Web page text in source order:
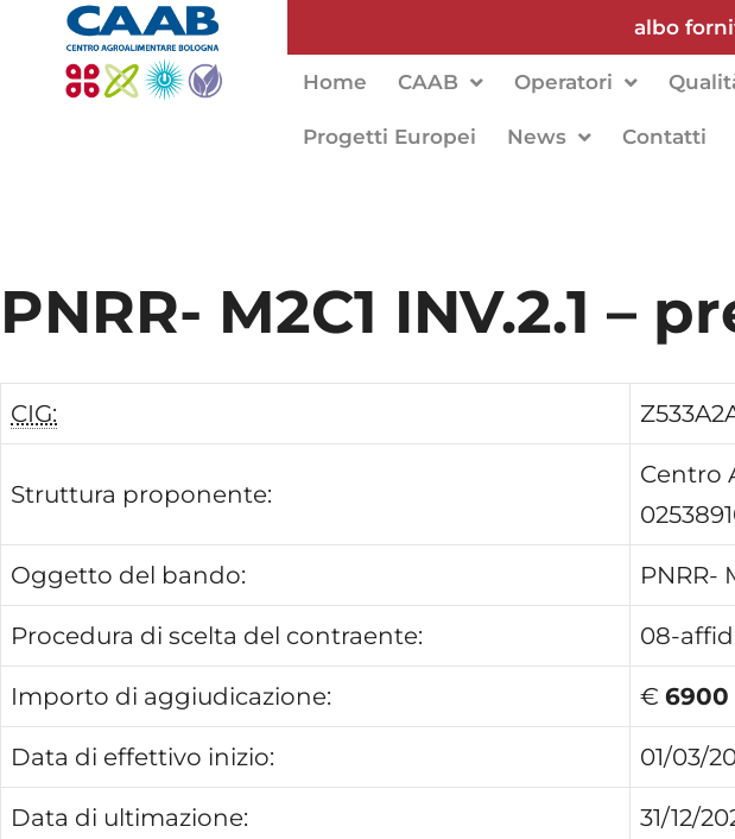
albo
Home CAAB Operatori
Progetti Europei News Contatti
PNRR- M2C1 INV.2.1 –
CIG:
Struttura proponente:
Centro
Oggetto del bando: PNRR-
Procedura di scelta del contraente: 08-
Importo di aggiudicazione: € 6900
Data di effettivo inizio: 01/03/
Data di ultimazione: 31/12/